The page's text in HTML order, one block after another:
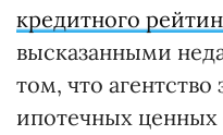
кредитного
высказанными
том, что
ипотечных ценных